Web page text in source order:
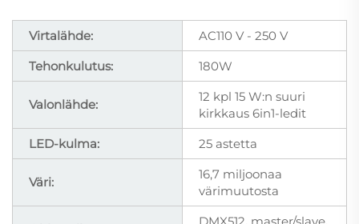
Virtalähde:
AC110 V - 250 V
Tehonkulutus:
180W
Valonlähde:
12 kpl 15 W:n suuri
kirkkaus 6in1-ledit
LED-kulma:
25 astetta
Väri:
16,7 miljoonaa
värimuutosta
DMX512, master/slave,